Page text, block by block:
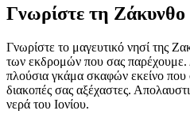
Γνωρίστε τη Ζάκυνθο
Γνωρίστε το μαγευτικό νησί της
των εκδρομών που σας παρέχουμε.
πλούσια γκάμα σκαφών εκείνο που
διακοπές σας αξέχαστες.
νερά του Ιονίου.